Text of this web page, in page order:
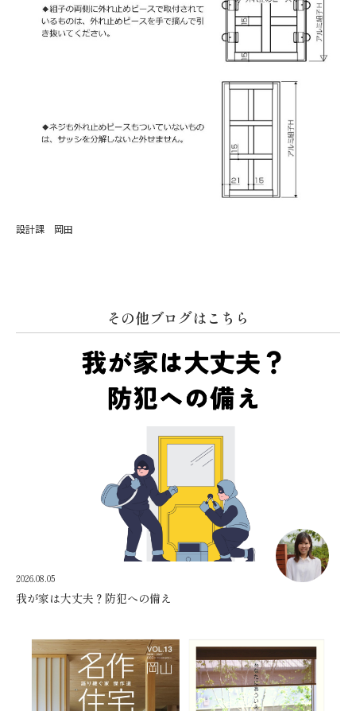
設計課 岡田
その他ブログはこちら
2026.08.05
我が家は大丈夫？防犯への備え